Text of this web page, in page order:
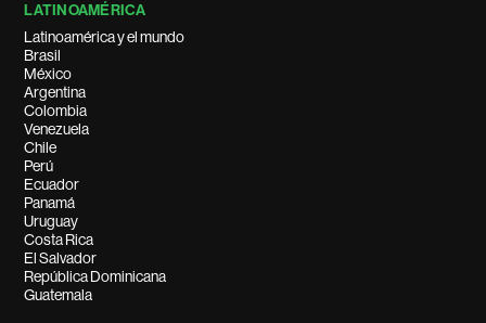
LATINOAMÉRICA
Latinoamérica y el mundo
Brasil
México
Argentina
Colombia
Venezuela
Chile
Perú
Ecuador
Panamá
Uruguay
Costa Rica
El Salvador
República Dominicana
Guatemala